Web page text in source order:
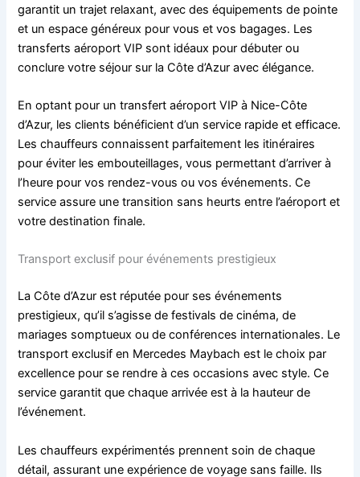
garantit un trajet relaxant, avec des équipements de pointe
et un espace généreux pour vous et vos bagages. Les
transferts aéroport VIP sont idéaux pour débuter ou
conclure votre séjour sur la Côte d’Azur avec élégance.
En optant pour un transfert aéroport VIP à Nice-Côte
d’Azur, les clients bénéficient d’un service rapide et efficace.
Les chauffeurs connaissent parfaitement les itinéraires
pour éviter les embouteillages, vous permettant d’arriver à
l’heure pour vos rendez-vous ou vos événements. Ce
service assure une transition sans heurts entre l’aéroport et
votre destination finale.
Transport exclusif pour événements prestigieux
La Côte d’Azur est réputée pour ses événements
prestigieux, qu’il s’agisse de festivals de cinéma, de
mariages somptueux ou de conférences internationales. Le
transport exclusif en Mercedes Maybach est le choix par
excellence pour se rendre à ces occasions avec style. Ce
service garantit que chaque arrivée est à la hauteur de
l’événement.
Les chauffeurs expérimentés prennent soin de chaque
détail, assurant une expérience de voyage sans faille. Ils